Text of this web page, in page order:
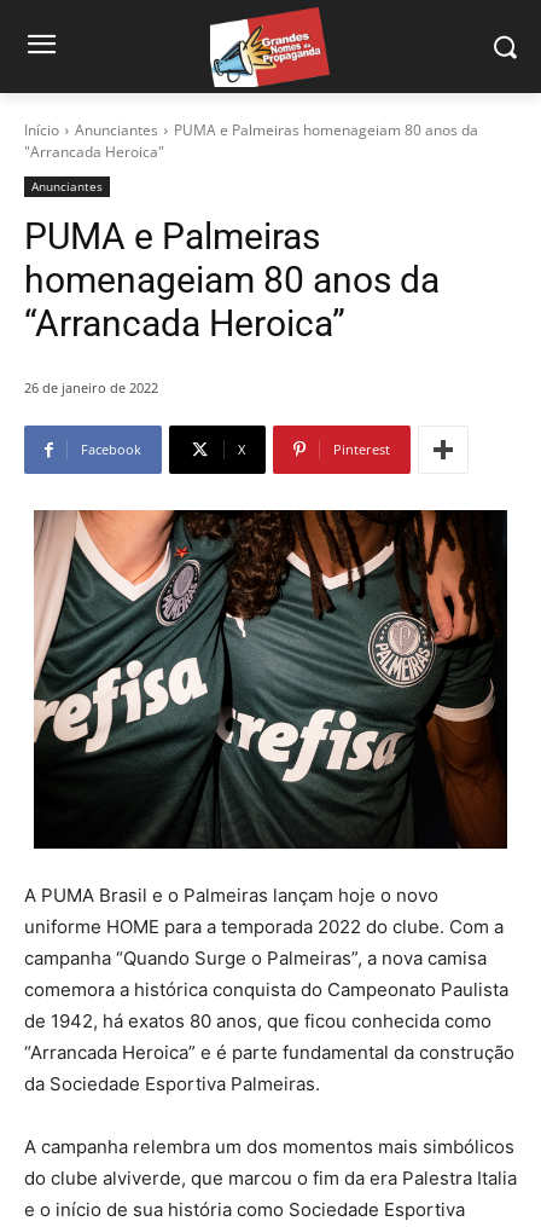
Início Anunciantes
PUMA e Palmeiras homenageiam 80 anos da
"Arrancada Heroica"
Anunciantes
PUMA e Palmeiras
homenageiam 80 anos da
“Arrancada Heroica”
26 de janeiro de 2022
Facebook X Pinterest
A PUMA Brasil e o Palmeiras lançam hoje o novo
uniforme HOME para a temporada 2022 do clube. Com a
campanha “Quando Surge o Palmeiras”, a nova camisa
comemora a histórica conquista do Campeonato Paulista
de 1942, há exatos 80 anos, que ficou conhecida como
“Arrancada Heroica” e é parte fundamental da construção
da Sociedade Esportiva Palmeiras.
A campanha relembra um dos momentos mais simbólicos
do clube alviverde, que marcou o fim da era Palestra Italia
e o início de sua história como Sociedade Esportiva